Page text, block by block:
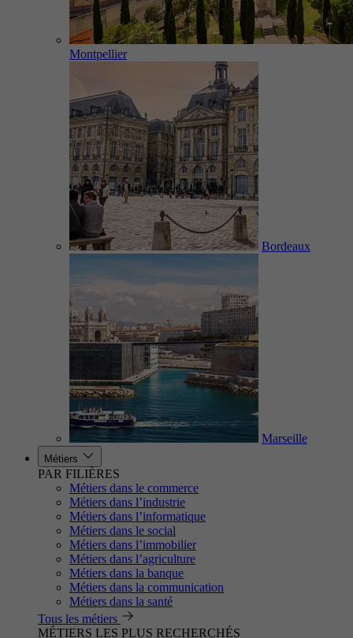
Montpellier
Bordeaux
Marseille
Métiers
PAR FILIÈRES
Métiers dans le commerce
Métiers dans l’industrie
Métiers dans l’informatique
Métiers dans le social
Métiers dans l’immobilier
Métiers dans l’agriculture
Métiers dans la banque
Métiers dans la communication
Métiers dans la santé
Tous les métiers
MÉTIERS LES PLUS RECHERCHÉS